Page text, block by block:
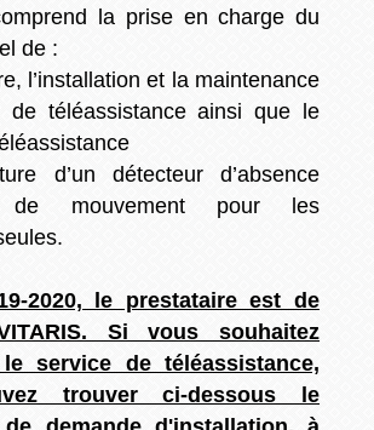
la prise en charge du
de :
l’installation et la maintenance
de téléassistance ainsi que le
d’un détecteur d’absence
de mouvement pour les
2020, le prestataire est de
Si vous souhaitez
service de téléassistance,
trouver ci-dessous le